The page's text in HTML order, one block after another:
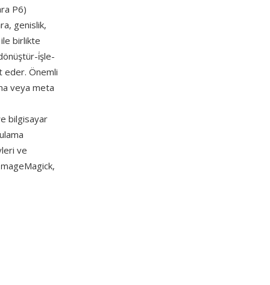
P6)
genislik,
birlikte
i̇şle-
eder. Önemli
veya meta
bilgisayar
ve